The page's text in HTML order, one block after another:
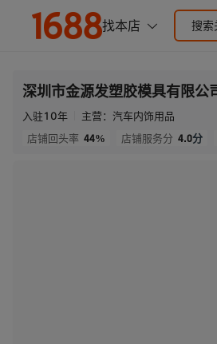
深圳市金源发塑胶模具有限公
入驻10年 主营： 汽车内饰用品
店铺回头率 44% 店铺服务分 4.0分